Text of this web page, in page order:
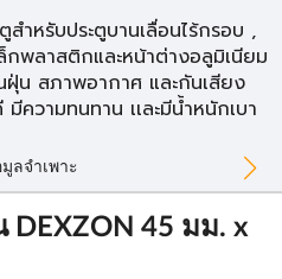
ำหรับประตูบานเลื่อนไร้กรอบ ,
กพลาสติกและหน้าต่างอลูมิเนียม
น สภาพอากาศ และกันเสียง
วามทนทาน เเละมีน้ำหนักเบา
ลจำเพาะ
45 มม. x